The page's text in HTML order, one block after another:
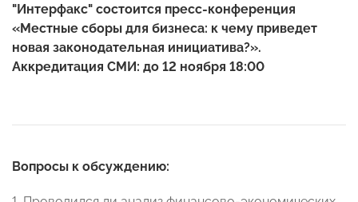
"Интерфакс" состоится пресс-конференция
«Местные сборы для бизнеса: к чему приведет
новая законодательная инициатива?».
Аккредитация СМИ: до 12 ноября 18:00
Вопросы к обсуждению: